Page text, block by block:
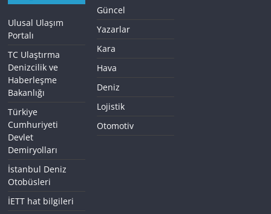
Ulusal Ulaşım
Portalı
TC Ulaştırma
Denizcilik ve
Haberleşme
Bakanlığı
Türkiye
Cumhuriyeti
Devlet
Demiryolları
İstanbul Deniz
Otobüsleri
İETT hat bilgileri
Güncel
Yazarlar
Kara
Hava
Deniz
Lojistik
Otomotiv